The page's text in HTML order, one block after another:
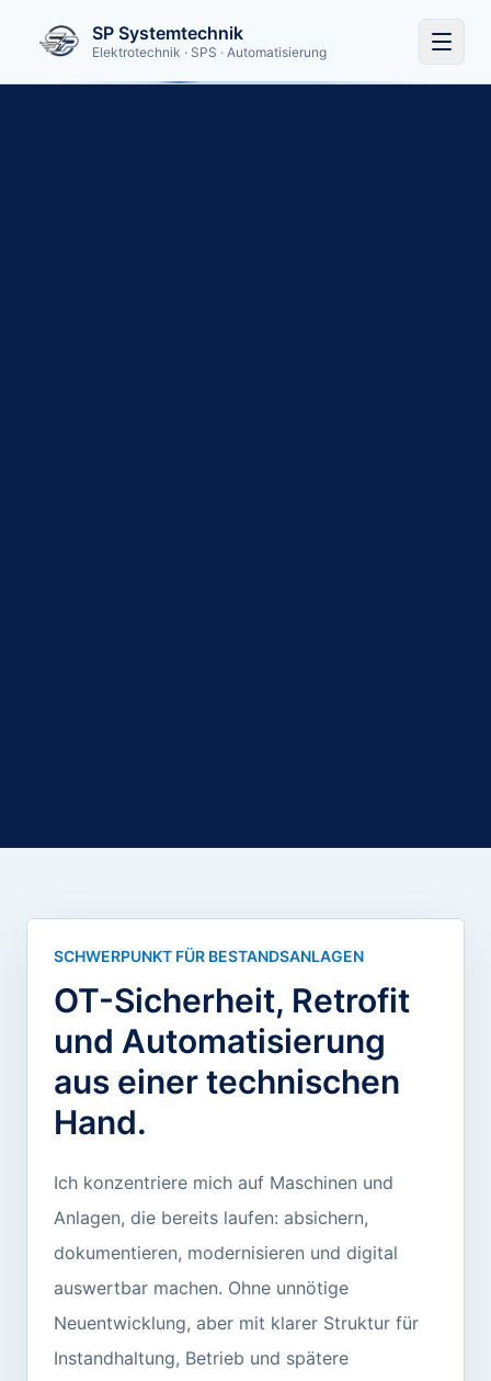
SP Systemtechnik
Elektrotechnik · SPS · Automatisierung
SCHWERPUNKT FÜR BESTANDSANLAGEN
OT-Sicherheit, Retrofit
und Automatisierung
aus einer technischen
Hand.
Ich konzentriere mich auf Maschinen und
Anlagen, die bereits laufen: absichern,
dokumentieren, modernisieren und digital
auswertbar machen. Ohne unnötige
Neuentwicklung, aber mit klarer Struktur für
Instandhaltung, Betrieb und spätere